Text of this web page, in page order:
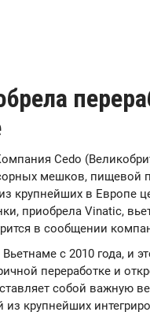
Cedo
мешков, пищевой
крупнейших в Европе
приобрела Vinatic,
в сообщении
Вьетнаме с 2010 года, и
переработке и
собой важную
из крупнейших